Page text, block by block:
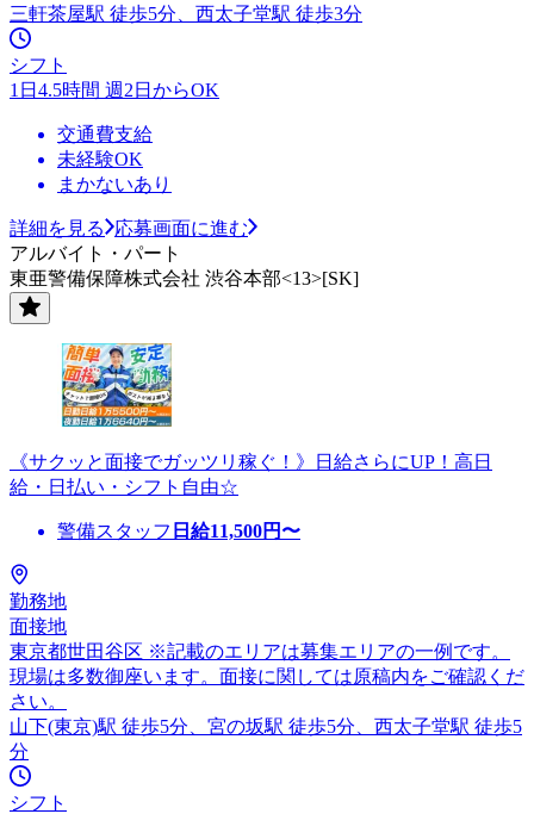
三軒茶屋駅 徒歩5分、西太子堂駅 徒歩3分
シフト
1日4.5時間 週2日からOK
交通費支給
未経験OK
まかないあり
詳細を見る
応募画面に進む
アルバイト・パート
東亜警備保障株式会社 渋谷本部<13>[SK]
《サクッと面接でガッツリ稼ぐ！》日給さらにUP！高日
給・日払い・シフト自由☆
警備スタッフ 日給11,500円〜
勤務地
面接地
東京都世田谷区 ※記載のエリアは募集エリアの一例です。
現場は多数御座います。面接に関しては原稿内をご確認くだ
さい。
山下(東京)駅 徒歩5分、宮の坂駅 徒歩5分、西太子堂駅 徒歩5
分
シフト